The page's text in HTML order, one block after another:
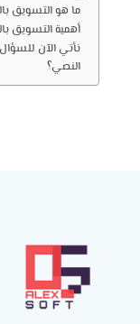
ما هو التسويق
أهمية التسويق
نأتي الآن
النصي؟